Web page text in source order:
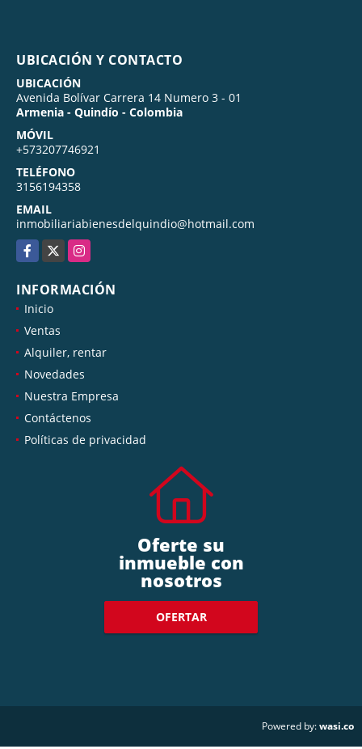
UBICACIÓN Y CONTACTO
UBICACIÓN
Avenida Bolívar Carrera 14 Numero 3 - 01
Armenia - Quindío - Colombia
MÓVIL
+573207746921
TELÉFONO
3156194358
EMAIL
inmobiliariabienesdelquindio@hotmail.com
Facebook
X Instagram
INFORMACIÓN
Inicio
Ventas
Alquiler, rentar
Novedades
Nuestra Empresa
Contáctenos
Políticas de privacidad
Oferte su
inmueble con
nosotros
OFERTAR
Powered by:wasi.co